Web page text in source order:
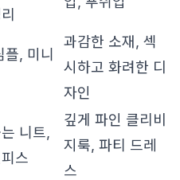
, 미니
과감한 소재, 섹
시하고 화려한 디
자인
니트,
스
깊게 파인 클리비
지룩, 파티 드레
스